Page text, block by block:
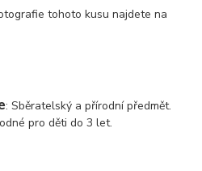
tohoto kusu najdete na
: Sběratelský a přírodní předmět.
pro děti do 3 let.